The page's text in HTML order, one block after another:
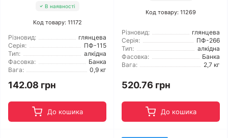
В наявності
Код товару: 11172
Різновид:
глянцева
Серія:
ПФ-115
Тип:
алкідна
Фасовка:
Банка
Вага:
0,9 кг
142.08 грн
До кошика
Код товару: 11269
Різновид:
глянцева
Серія:
ПФ-266
Тип:
алкідна
Фасовка:
Банка
Вага:
2,7 кг
520.76 грн
До кошика